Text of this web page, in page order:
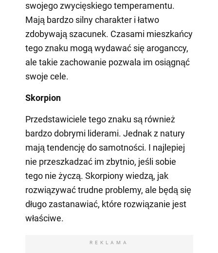
swojego zwycięskiego temperamentu.
Mają bardzo silny charakter i łatwo
zdobywają szacunek. Czasami mieszkańcy
tego znaku mogą wydawać się aroganccy,
ale takie zachowanie pozwala im osiągnąć
swoje cele.
Skorpion
Przedstawiciele tego znaku są również
bardzo dobrymi liderami. Jednak z natury
mają tendencję do samotności. I najlepiej
nie przeszkadzać im zbytnio, jeśli sobie
tego nie życzą. Skorpiony wiedzą, jak
rozwiązywać trudne problemy, ale będą się
długo zastanawiać, które rozwiązanie jest
właściwe.
REKLAMA